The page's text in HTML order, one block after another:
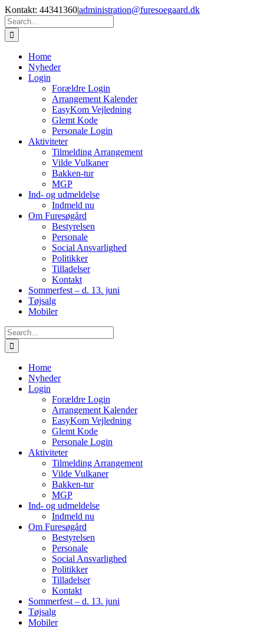
Skip
to
content
Kontakt: 44341360|administration@furesoegaard.dk
Search
for:
Home
Nyheder
Login
Forældre Login
Arrangement Kalender
EasyKom Vejledning
Glemt Kode
Personale Login
Aktiviteter
Tilmelding Arrangement
Vilde Vulkaner
Bakken-tur
MGP
Ind- og udmeldelse
Indmeld nu
Om Furesøgård
Bestyrelsen
Personale
Social Ansvarlighed
Politikker
Tilladelser
Kontakt
Sommerfest – d. 13. juni
Tøjsalg
Mobiler
Search
for:
Home
Nyheder
Login
Forældre Login
Arrangement Kalender
EasyKom Vejledning
Glemt Kode
Personale Login
Aktiviteter
Tilmelding Arrangement
Vilde Vulkaner
Bakken-tur
MGP
Ind- og udmeldelse
Indmeld nu
Om Furesøgård
Bestyrelsen
Personale
Social Ansvarlighed
Politikker
Tilladelser
Kontakt
Sommerfest – d. 13. juni
Tøjsalg
Mobiler